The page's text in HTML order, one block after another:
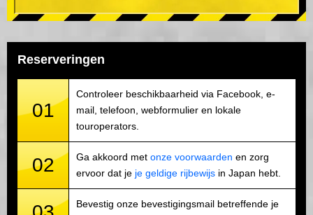
Reserveringen
01
Controleer beschikbaarheid via Facebook, e-
mail, telefoon, webformulier en lokale
touroperators.
02 Ga akkoord met onze voorwaarden en zorg
ervoor dat je je geldige rijbewijs in Japan hebt.
Bevestig onze bevestigingsmail betreffende je